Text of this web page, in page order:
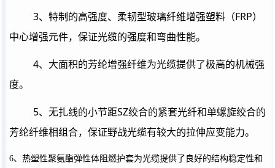
3、特制的高强度、柔韧型玻璃纤维增强塑料（FRP）
中心增强元件，保证光缆的强度和弯曲性能。
4、大面积的芳纶增强纤维为光缆提供了极高的机械强
度。
5、无扎线的小节距SZ绞合的紧套光纤和单螺旋绞合的
芳纶纤维相组合，保证野战光缆有较大的拉伸应变能力。
6、热塑性聚氨酯弹性体阻燃护套为光缆提供了良好的结构稳定性和